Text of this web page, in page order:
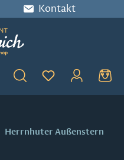
Kontakt
Du hast 0
Herrnhuter Außenstern